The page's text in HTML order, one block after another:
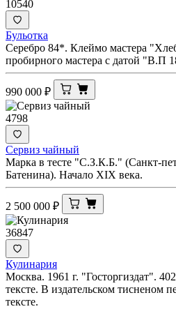
10540
Бульотка
Серебро 84*. Клеймо мастера
пробирного мастера с датой "В.П
990 000 ₽
4798
Сервиз чайный
Марка в тесте "С.З.К.Б." (Санкт-
Батенина). Начало XIX века.
2 500 000 ₽
36847
Кулинария
Москва. 1961 г. "Госторгиздат".
тексте. В издательском тисненом
тексте.